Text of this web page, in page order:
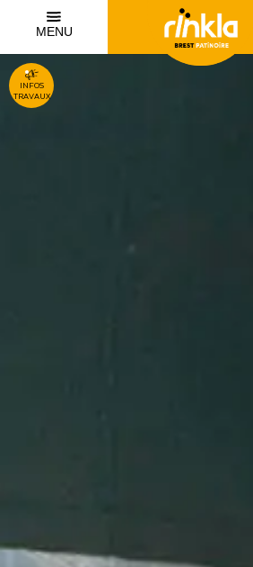
MENU
INFOS
TRAVAUX